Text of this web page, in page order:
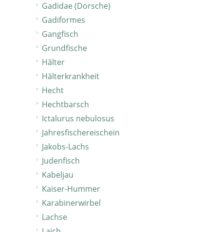
Gadidae (Dorsche)
Gadiformes
Gangfisch
Grundfische
Hälter
Hälterkrankheit
Hecht
Hechtbarsch
Ictalurus nebulosus
Jahresfischereischein
Jakobs-Lachs
Judenfisch
Kabeljau
Kaiser-Hummer
Karabinerwirbel
Lachse